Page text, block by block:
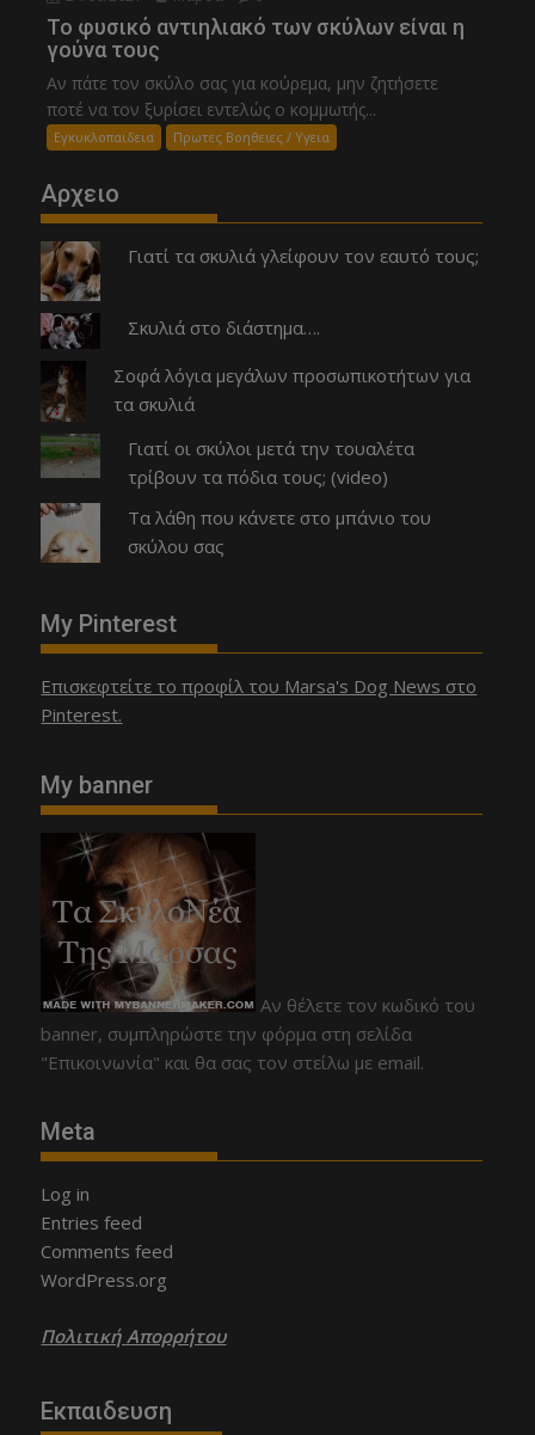
Το φυσικό αντιηλιακό των σκύλων είναι η
γούνα τους
Αν πάτε τον σκύλο σας για κούρεμα, μην ζητήσετε
ποτέ να τον ξυρίσει εντελώς ο κομμωτής...
Εγκυκλοπαιδεια Πρωτες Βοηθειες / Υγεια
Αρχειο
Γιατί τα σκυλιά γλείφουν τον εαυτό τους;
Σκυλιά στο διάστημα….
Σοφά λόγια μεγάλων προσωπικοτήτων για
τα σκυλιά
Γιατί οι σκύλοι μετά την τουαλέτα
τρίβουν τα πόδια τους; (video)
Τα λάθη που κάνετε στο μπάνιο του
σκύλου σας
My Pinterest
Επισκεφτείτε το προφίλ του Marsa's Dog News στο
Pinterest.
My banner
Αν θέλετε τον κωδικό του
banner, συμπληρώστε την φόρμα στη σελίδα
"Επικοινωνία" και θα σας τον στείλω με email.
Meta
Log in
Entries feed
Comments feed
WordPress.org
Πολιτική Απορρήτου
Εκπαιδευση